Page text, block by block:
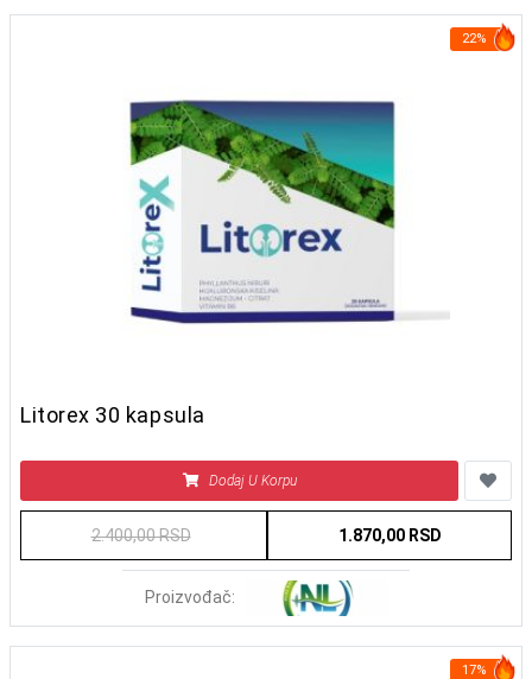
22%
Litorex 30 kapsula
Dodaj U Korpu
2.400,00 RSD 1.870,00 RSD
Proizvođač:
17%